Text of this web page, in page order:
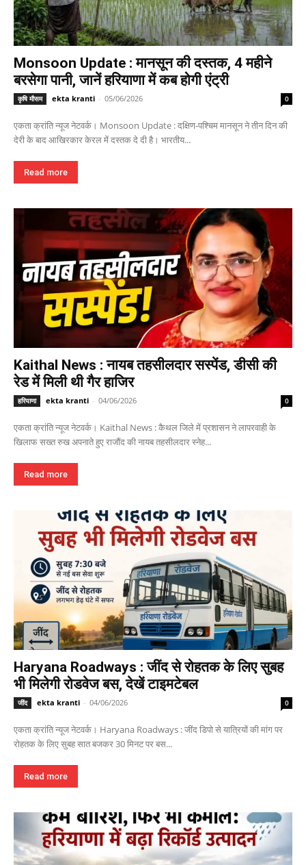
Monsoon Update : मानसून की दस्तक, 4 महीने
बरसेगा पानी, जानें हरियाणा में कब होगी एंट्री
कृषि मौसम ekta kranti - 05/06/2026 0
एकता क्रांति न्यूज नेटवर्क। Monsoon Update : दक्षिण-पश्चिम मानसून ने तीन दिन की
देरी के बाद आखिरकार केरल में दस्तक दे दी है। भारतीय...
Read more
Kaithal News : नायब तहसीलदार सस्पेंड, डीसी की
रेड में मिली थी गैर हाजिर
हरियाणा ekta kranti - 04/06/2026 0
एकता क्रांति न्यूज नेटवर्क। Kaithal News : कैथल जिले में प्रशासन ने लापरवाही के
खिलाफ सख्त रुख अपनाते हुए राजौंद की नायब तहसीलदार स्नेह...
Read more
Haryana Roadways : जींद से रोहतक के लिए सुबह
भी मिलेगी रोडवेज बस, देखें टाइमटेबल
जींद ekta kranti - 04/06/2026 0
एकता क्रांति न्यूज नेटवर्क। Haryana Roadways : जींद डिपो से यात्रियों की मांग पर
रोहतक के लिए सुबह सात बजकर 30 मिनट पर बस...
Read more